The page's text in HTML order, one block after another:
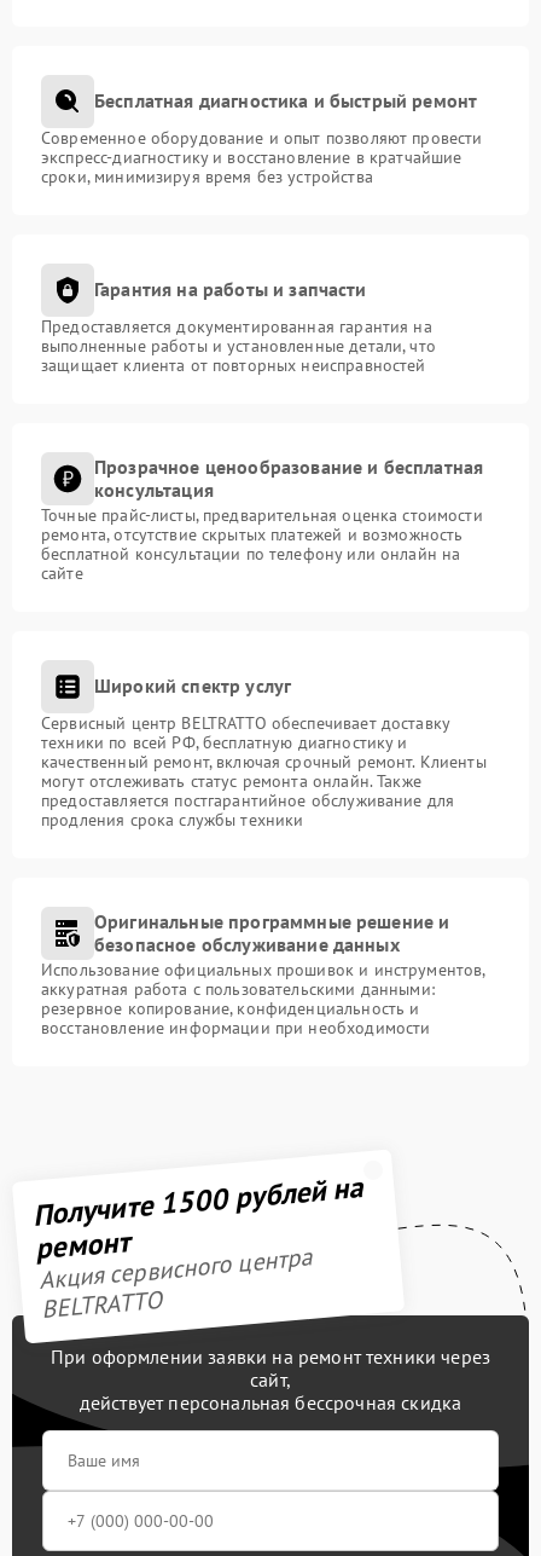
Бесплатная диагностика и быстрый ремонт
Современное оборудование и опыт позволяют провести
экспресс-диагностику и восстановление в кратчайшие
сроки, минимизируя время без устройства
Гарантия на работы и запчасти
Предоставляется документированная гарантия на
выполненные работы и установленные детали, что
защищает клиента от повторных неисправностей
Прозрачное ценообразование и бесплатная
консультация
Точные прайс-листы, предварительная оценка стоимости
ремонта, отсутствие скрытых платежей и возможность
бесплатной консультации по телефону или онлайн на
сайте
Широкий спектр услуг
Сервисный центр BELTRATTO обеспечивает доставку
техники по всей РФ, бесплатную диагностику и
качественный ремонт, включая срочный ремонт. Клиенты
могут отслеживать статус ремонта онлайн. Также
предоставляется постгарантийное обслуживание для
продления срока службы техники
Оригинальные программные решение и
безопасное обслуживание данных
Использование официальных прошивок и инструментов,
аккуратная работа с пользовательскими данными:
резервное копирование, конфиденциальность и
восстановление информации при необходимости
Получите 1500 рублей на
ремонт
Акция сервисного центра
BELTRATTO
При оформлении заявки на ремонт техники через
сайт,
действует персональная бессрочная скидка